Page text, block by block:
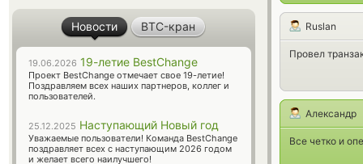
Ruslan
Провел
Александр
Все четко и
Новости BTC-кран
19.06.2026 19-летие BestChange
Проект BestChange отмечает свое 19-летие!
Поздравляем всех наших партнеров, коллег и
пользователей.
25.12.2025 Наступающий Новый год
Уважаемые пользователи! Команда BestChange
поздравляет всех с наступающим 2026 годом
и желает всего наилучшего!